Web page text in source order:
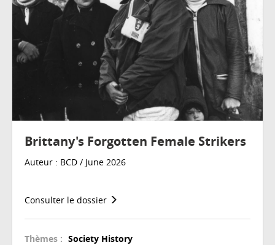
Brittany's Forgotten Female Strikers
Auteur : BCD / June 2026
Consulter le dossier
Thèmes : Society History